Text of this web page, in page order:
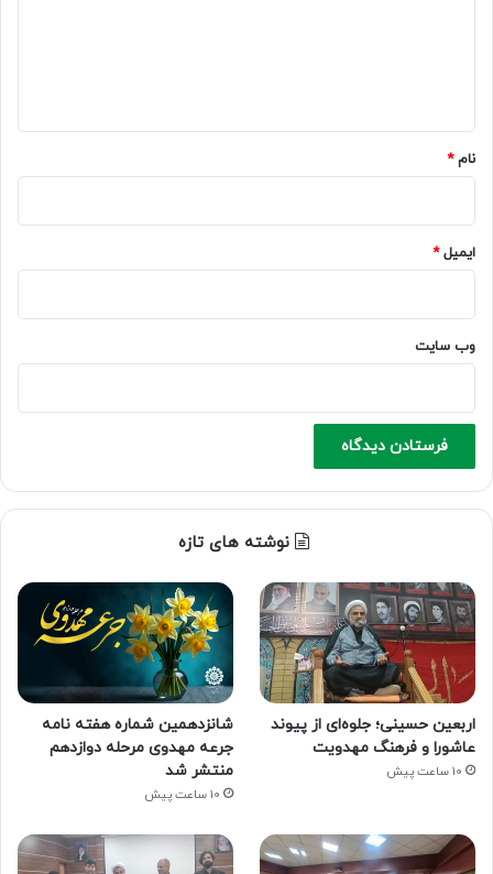
نام*
ایمیل*
وب‌ سایت
نوشته های تازه
اربعین حسینی؛ جلوه‌ای از پیوند
عاشورا و فرهنگ مهدویت
10 ساعت پیش
شانزدهمین شماره هفته‌ نامه
جرعه مهدوی مرحله دوازدهم
منتشر شد
10 ساعت پیش